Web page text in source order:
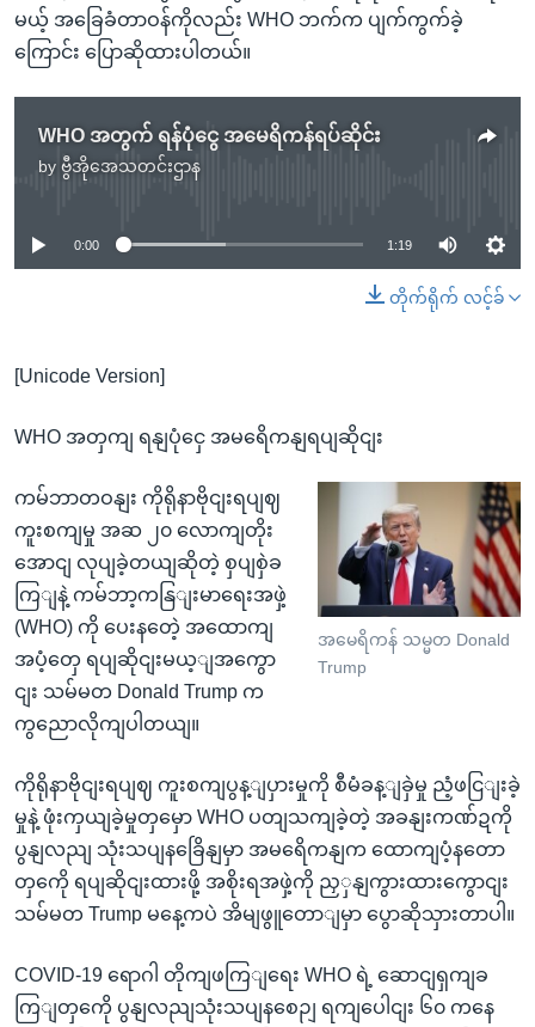
မယ့် အခြေခံတာဝန်ကိုလည်း WHO ဘက်က ပျက်ကွက်ခဲ့
ကြောင်း ပြောဆိုထားပါတယ်။
WHO အတွက် ရန်ပုံငွေ အမေရိကန်ရပ်ဆိုင်း
by ဗွီအိုအေသတင်းဌာန
No media source currently available
0:00 1:19
တိုက်ရိုက် လင့်ခ်
[Unicode Version]
WHO အတှကျ ရနျပုံငှေ အမရေိကနျရပျဆိုငျး
အမေရိကန် သမ္မတ Donald
Trump
ကမ်ဘာတဝနျး ကိုရိုနာဗိုငျးရပျဈ
ကူးစကျမှု အဆ ၂၀ လောကျတိုး
အောငျ လုပျခဲ့တယျဆိုတဲ့ စှပျစှဲခ
ကြျနဲ့ ကမ်ဘာ့ကနြျးမာရေးအဖှဲ့
(WHO) ကို ပေးနတေဲ့ အထောကျ
အပံ့တှေ ရပျဆိုငျးမယ့ျအကွော
ငျး သမ်မတ Donald Trump က
ကွညောလိုကျပါတယျ။
ကိုရိုနာဗိုငျးရပျဈ ကူးစကျပွန့ျပှားမှုကို စီမံခန့ျခှဲမှု ညံ့ဖငြျးခဲ့
မှုနဲ့ ဖုံးကှယျခဲ့မှုတှမှော WHO ပတျသကျခဲ့တဲ့ အခနျးကဏ်ဍကို
ပွနျလညျ သုံးသပျနခြေိနျမှာ အမရေိကနျက ထောကျပံ့နတော
တှကေို ရပျဆိုငျးထားဖို့ အစိုးရအဖှဲ့ကို ညှှနျကွားထားကွောငျး
သမ်မတ Trump မနေ့ကပဲ အိမျဖွူတောျမှာ ပွောဆိုသှားတာပါ။
COVID-19 ရောဂါ တိုကျဖကြျရေး WHO ရဲ့ ဆောငျရှကျခ
ကြျတှကေို ပွနျလညျသုံးသပျနစေဉျ ရကျပေါငျး ၆၀ ကနေ